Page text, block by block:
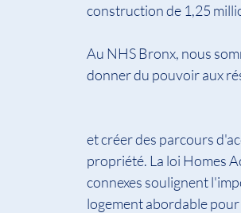
construction de 1,25
Au NHS Bronx, nous
donner du pouvoir aux
et créer des parcours
propriété. La loi Homes
connexes soulignent
logement abordable